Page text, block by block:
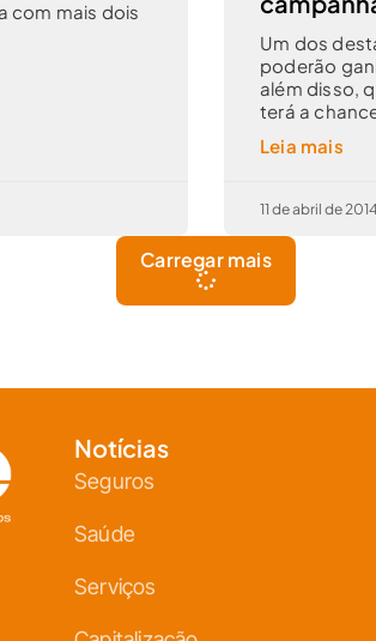
com mais dois
Um dos
poderão
além disso,
terá a
Leia mais
11 de abril de 2014
Carregar mais
Notícias
Seguros
Saúde
Serviços